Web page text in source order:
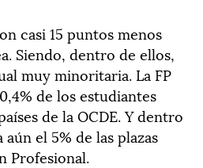
casi 15 puntos menos
Siendo, dentro de ellos,
muy minoritaria. La FP
de los estudiantes
de la OCDE. Y dentro
el 5% de las plazas
Profesional.